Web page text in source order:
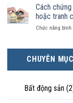
Cách
hoặc tranh
Chức năng bình
CHUYÊN
Bất động sản